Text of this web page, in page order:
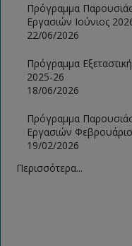
Πρόγραμμα
Εργασιών Ιούνιος
22/06/2026
Πρόγραμμα
2025-26
18/06/2026
Πρόγραμμα
Εργασιών
19/02/2026
Περισσότερα...